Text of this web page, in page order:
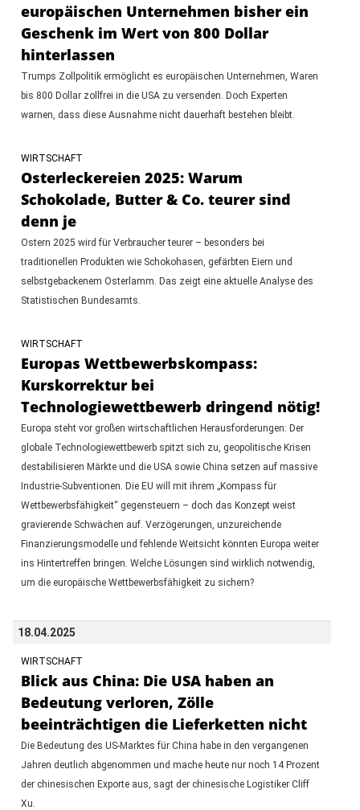
europäischen Unternehmen bisher ein
Geschenk im Wert von 800 Dollar
hinterlassen
Trumps Zollpolitik ermöglicht es europäischen Unternehmen, Waren
bis 800 Dollar zollfrei in die USA zu versenden. Doch Experten
warnen, dass diese Ausnahme nicht dauerhaft bestehen bleibt.
WIRTSCHAFT
Osterleckereien 2025: Warum
Schokolade, Butter & Co. teurer sind
denn je
Ostern 2025 wird für Verbraucher teurer – besonders bei
traditionellen Produkten wie Schokohasen, gefärbten Eiern und
selbstgebackenem Osterlamm. Das zeigt eine aktuelle Analyse des
Statistischen Bundesamts.
WIRTSCHAFT
Europas Wettbewerbskompass:
Kurskorrektur bei
Technologiewettbewerb dringend nötig!
Europa steht vor großen wirtschaftlichen Herausforderungen: Der
globale Technologiewettbewerb spitzt sich zu, geopolitische Krisen
destabilisieren Märkte und die USA sowie China setzen auf massive
Industrie-Subventionen. Die EU will mit ihrem „Kompass für
Wettbewerbsfähigkeit“ gegensteuern – doch das Konzept weist
gravierende Schwächen auf. Verzögerungen, unzureichende
Finanzierungsmodelle und fehlende Weitsicht könnten Europa weiter
ins Hintertreffen bringen. Welche Lösungen sind wirklich notwendig,
um die europäische Wettbewerbsfähigkeit zu sichern?
18.04.2025
WIRTSCHAFT
Blick aus China: Die USA haben an
Bedeutung verloren, Zölle
beeinträchtigen die Lieferketten nicht
Die Bedeutung des US-Marktes für China habe in den vergangenen
Jahren deutlich abgenommen und mache heute nur noch 14 Prozent
der chinesischen Exporte aus, sagt der chinesische Logistiker Cliff
Xu.